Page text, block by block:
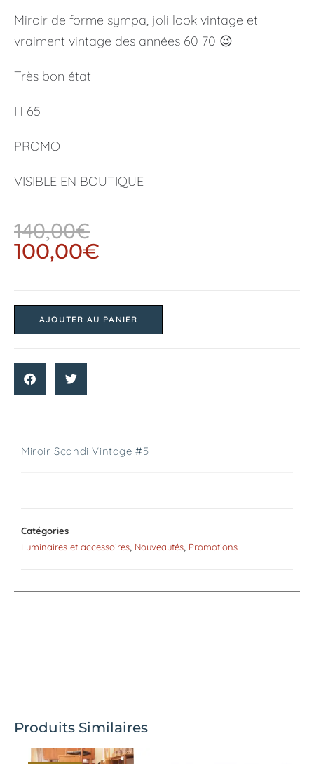
Miroir de forme sympa, joli look vintage et
vraiment vintage des années 60 70 😉
Très bon état
H 65
PROMO
VISIBLE EN BOUTIQUE
140,00€
100,00€
AJOUTER AU PANIER
Produits Similaires
Miroir Scandi Vintage #5
Catégories
Luminaires et accessoires, Nouveautés, Promotions